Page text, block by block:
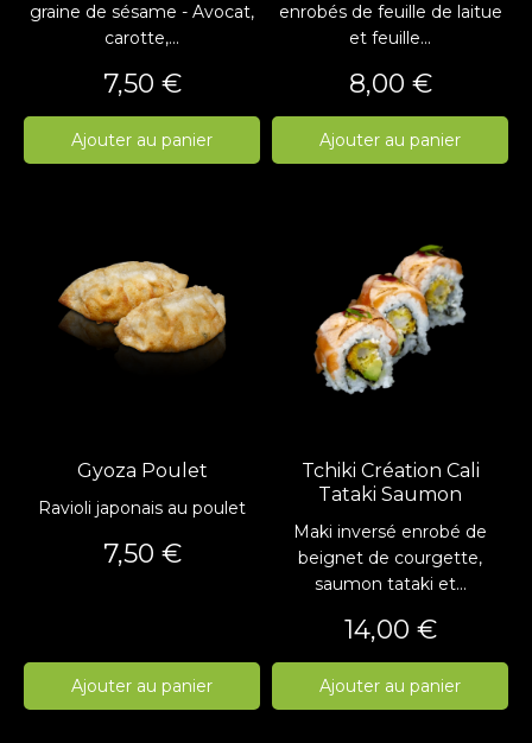
graine de sésame - Avocat,
carotte,...
Prix
7,50 €
Ajouter au panier
enrobés de feuille de laitue
et feuille...
Prix
8,00 €
Ajouter au panier
Gyoza Poulet
Ravioli japonais au poulet
Prix
7,50 €
Ajouter au panier
Tchiki Création Cali
Tataki Saumon
Maki inversé enrobé de
beignet de courgette,
saumon tataki et...
Prix
14,00 €
Ajouter au panier